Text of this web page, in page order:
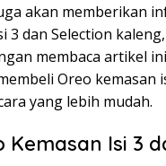
akan memberikan
3 dan Selection
membaca artikel
Oreo kemasan
yang lebih mudah.
Kemasan Isi 3